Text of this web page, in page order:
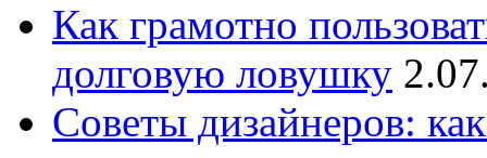
Как грамотно
долговую ловушку
Советы дизайнеров: